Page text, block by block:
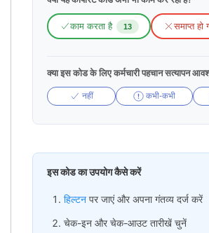
काम करता है 13 समाप्त हो
क्या इस कोड के लिए कर्मचारी पहचान सत्यापन
नहीं कभी-कभी
इस कोड का उपयोग कैसे करें
हिल्टन पर जाएं और अपना गंतव्य दर्ज करें
चेक-इन और चेक-आउट तारीखें चुनें